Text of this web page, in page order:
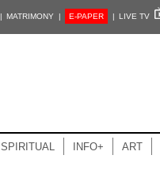
MATRIMONY | E-PAPER | LIVE TV
SPIRITUAL INFO+ ART